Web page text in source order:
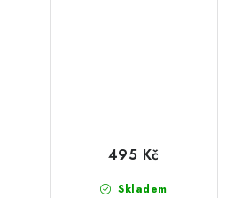
Skladem
495 Kč